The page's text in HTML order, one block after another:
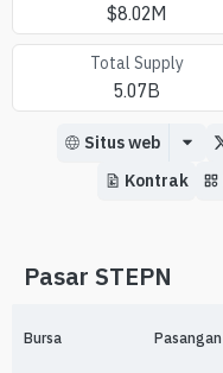
$8.02M
Total Supply
5.07B
Situs web
Kontrak
Pasar STEPN
Bursa Pasangan